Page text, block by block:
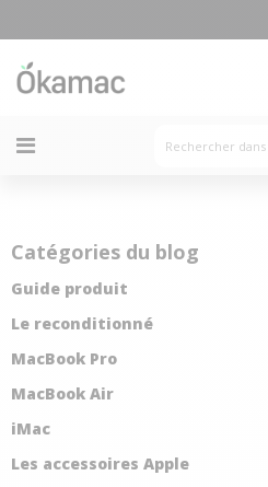
Catégories du blog
Guide produit
Le reconditionné
MacBook Pro
MacBook Air
iMac
Les accessoires Apple